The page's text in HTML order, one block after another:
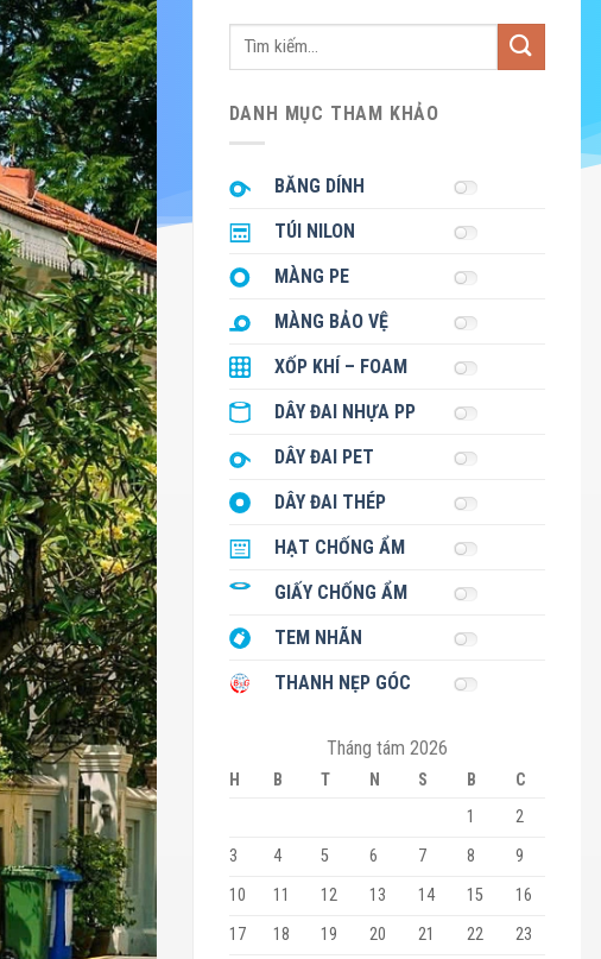
Tìm
DANH MỤC THAM KHẢO
BĂNG DÍNH
TÚI NILON
MÀNG PE
MÀNG BẢO VỆ
XỐP KHÍ – FOAM
DÂY ĐAI NHỰA PP
DÂY ĐAI PET
DÂY ĐAI THÉP
HẠT CHỐNG ẨM
GIẤY CHỐNG ẨM
TEM NHÃN
THANH NẸP GÓC
Tháng tám 2026
H B T N S B
C
1
2
3
4 5 6 7 8
9
10
11 12 13 14 15
16
17
18 19 20 21 22
23